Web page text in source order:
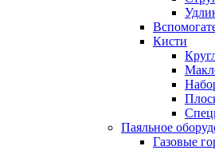
Кисти
Паяльное
Газовые